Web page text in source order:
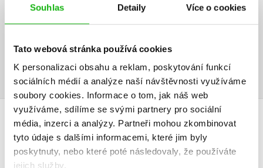
Souhlas Detaily Více o cookies
Tato webová stránka používá cookies
K personalizaci obsahu a reklam, poskytování funkcí
sociálních médií a analýze naší návštěvnosti využíváme
soubory cookies. Informace o tom, jak náš web
využíváme, sdílíme se svými partnery pro sociální
média, inzerci a analýzy. Partneři mohou zkombinovat
tyto údaje s dalšími informacemi, které jim byly
poskytnuty, nebo které poté následovaly, že používáte
jejich služby.
Ke stažení
HODNOCENÍ ČTENÁŘŮ
V současné době nejsou vytvořena žádná uživatelská hodnocení.